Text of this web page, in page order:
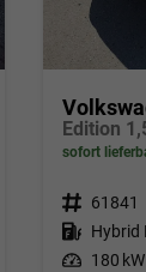
Edition
sofort
Fahrzeugnr. 61841
Kraftstoff Hybrid
Leistung 180